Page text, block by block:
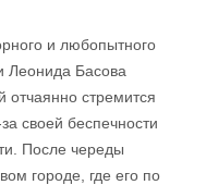
и любопытного
Леонида Басова
стремится
своей беспечности
После череды
городе, где его по